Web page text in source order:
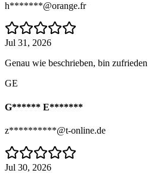
h*******@orange.fr
Jul 31, 2026
Genau wie beschrieben, bin zufrieden
GE
G****** E*******
z**********@t-online.de
Jul 30, 2026